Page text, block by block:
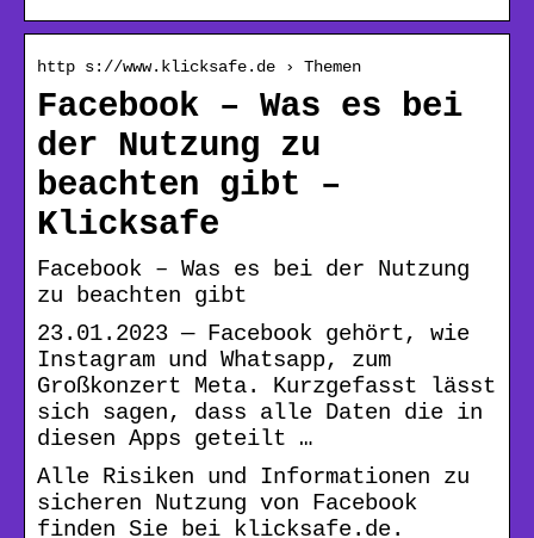
http s://www.klicksafe.de › Themen
Facebook – Was es bei
der Nutzung zu
beachten gibt –
Klicksafe
Facebook – Was es bei der Nutzung
zu beachten gibt
23.01.2023 — Facebook gehört, wie
Instagram und Whatsapp, zum
Großkonzert Meta. Kurzgefasst lässt
sich sagen, dass alle Daten die in
diesen Apps geteilt …
Alle Risiken und Informationen zu
sicheren Nutzung von Facebook
finden Sie bei klicksafe.de.